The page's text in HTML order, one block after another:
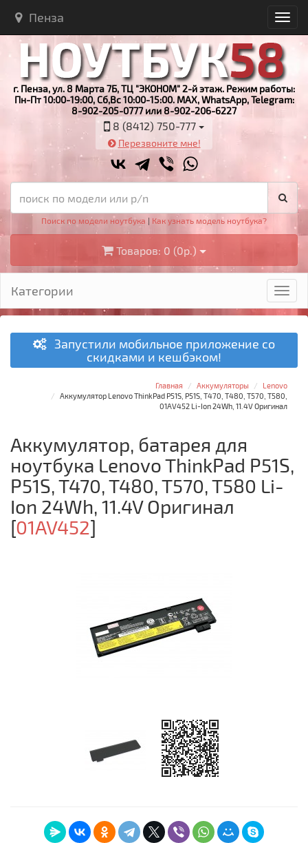
Пенза
г. Пенза, ул. 8 Марта 7Б, ТЦ "ЭКОНОМ" 2-й этаж. Режим работы:
Пн-Пт 10:00-19:00, Сб,Вс 10:00-15:00. MAX, WhatsApp, Telegram:
8-902-205-0777 или 8-902-206-6227
8 (8412) 750-777
Перезвоните мне!
Поиск по модели ноутбука | Как узнать модель ноутбука?
Товаров: 0 (0р.)
Категории
Запустили мобильное приложение со
скидками и кешбэком!
Главная Аккумуляторы
Lenovo
Аккумулятор Lenovo ThinkPad P51S, P51S, T470, T480, T570, T580,
01AV452 Li-Ion 24Wh, 11.4V Оригинал
Аккумулятор, батарея для
ноутбука Lenovo ThinkPad P51S,
P51S, T470, T480, T570, T580 Li-
Ion 24Wh, 11.4V Оригинал
[01AV452]